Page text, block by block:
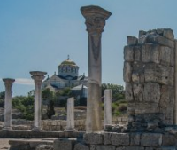
доби. Раритети
спадщини ЮНЕСКО
– на виставку «Золото
в Україні вважають це